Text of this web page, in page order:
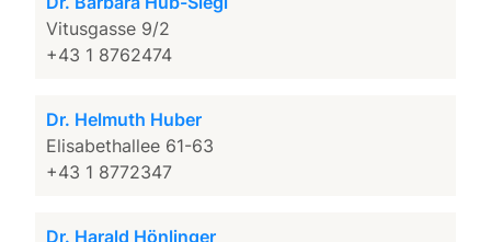
Vitusgasse 9/2
+43 1 8762474
Dr. Helmuth Huber
Elisabethallee 61-63
+43 1 8772347
Dr. Harald Hönlinger